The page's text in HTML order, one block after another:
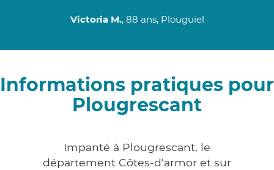
Victoria M., 88 ans, Plouguiel
Informations pratiques pour
Plougrescant
Impanté à Plougrescant, le
département Côtes-d'armor et sur